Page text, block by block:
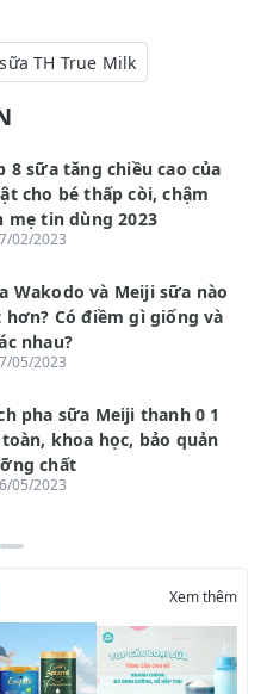
sữa TH True Milk
8 sữa tăng chiều cao của
cho bé thấp còi, chậm
mẹ tin dùng 2023
02/2023
Wakodo và Meiji sữa nào
Có điềm gì giống và
nhau?
05/2023
pha sữa Meiji thanh 0 1
khoa học, bảo quản
chất
05/2023
Xem thêm